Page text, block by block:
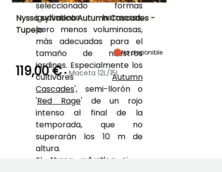
seleccionado formas
igualmente hermosas,
pero menos voluminosas,
más adecuadas para el
tamaño de nuestros
jardines. Especialmente los
cultivares 'Autumn
Cascades', semi-llorón o
'Red Rage' de un rojo
intenso al final de la
temporada, que no
superarán los 10 m de
altura.
El Nyssa sylvatica tiene
Altura en la
madurez
5 m
Anchura en la
madurez
4 m
Exposición
Sol,
Semisombra
Periodo de floración
Junio a Julio
Periodo de
plantación
razonable
Septiembre a
Noviembre
Rusticidad
Hasta -29°C
Nyssa sylvatica Autumn Cascades -
Tupelo
No disponible
119,00 €• Maceta 12L/15L